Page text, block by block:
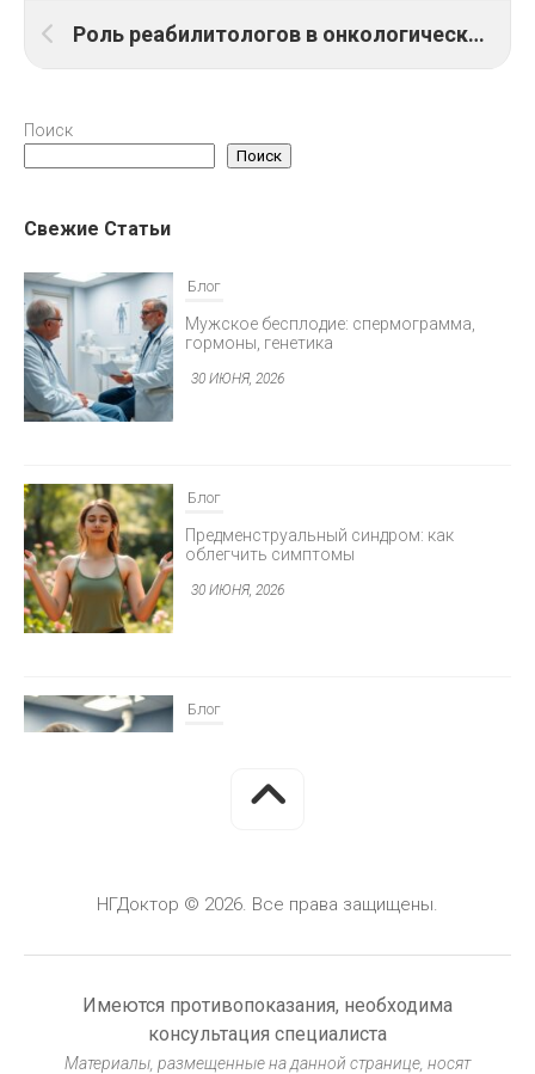
Роль реабилитологов в онкологических стационарах
Поиск
Поиск
Свежие Статьи
Блог
Мужское бесплодие: спермограмма,
гормоны, генетика
30 ИЮНЯ, 2026
Блог
Предменструальный синдром: как
облегчить симптомы
30 ИЮНЯ, 2026
Блог
30 ИЮНЯ, 2026
Герметизация фиссур у детей: защита от
30 ИЮНЯ, 2026
НГДоктор © 2026. Все права защищены.
Имеются противопоказания, необходима
консультация специалиста
Материалы, размещенные на данной странице, носят